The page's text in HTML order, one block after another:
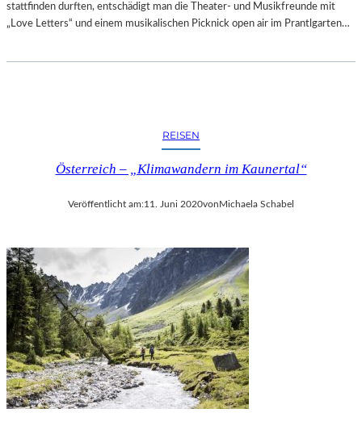
T
D
M
S
H
F
T
S
P
R
O
J
E
K
T
T
T
S
B
H
L
U
S
S
D
E
R
B
E
stattfinden durften, entschädigt man die Theater- und Musikfreunde mit
„Love Letters“ und einem musikalischen Picknick open air im Prantlgarten…
REISEN
Österreich – „Klimawandern im Kaunertal“
Veröffentlicht am:11. Juni 2020vonMichaela Schabel